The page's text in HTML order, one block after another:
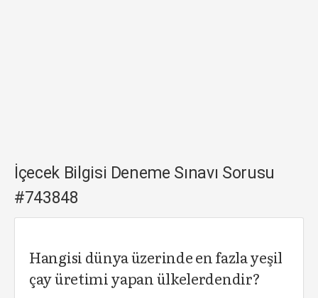
İçecek Bilgisi Deneme Sınavı Sorusu
#743848
Hangisi dünya üzerinde en fazla yeşil
çay üretimi yapan ülkelerdendir?